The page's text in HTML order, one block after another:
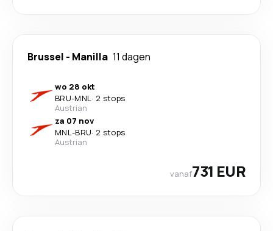
Brussel - Manilla 11 dagen
wo 28 okt
BRU-MNL· 2 stops
Austrian
za 07 nov
MNL-BRU· 2 stops
Austrian
vanaf731 EUR